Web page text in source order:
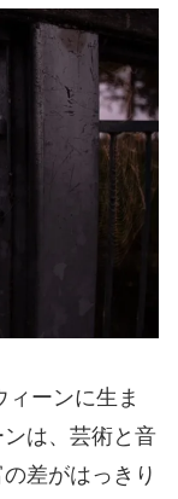
ーンに生ま
は、芸術と音
差がはっきり